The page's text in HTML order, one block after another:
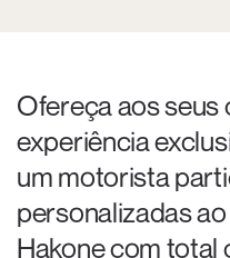
Ofereça aos seus
experiência
um motorista
personalizadas
Hakone com total